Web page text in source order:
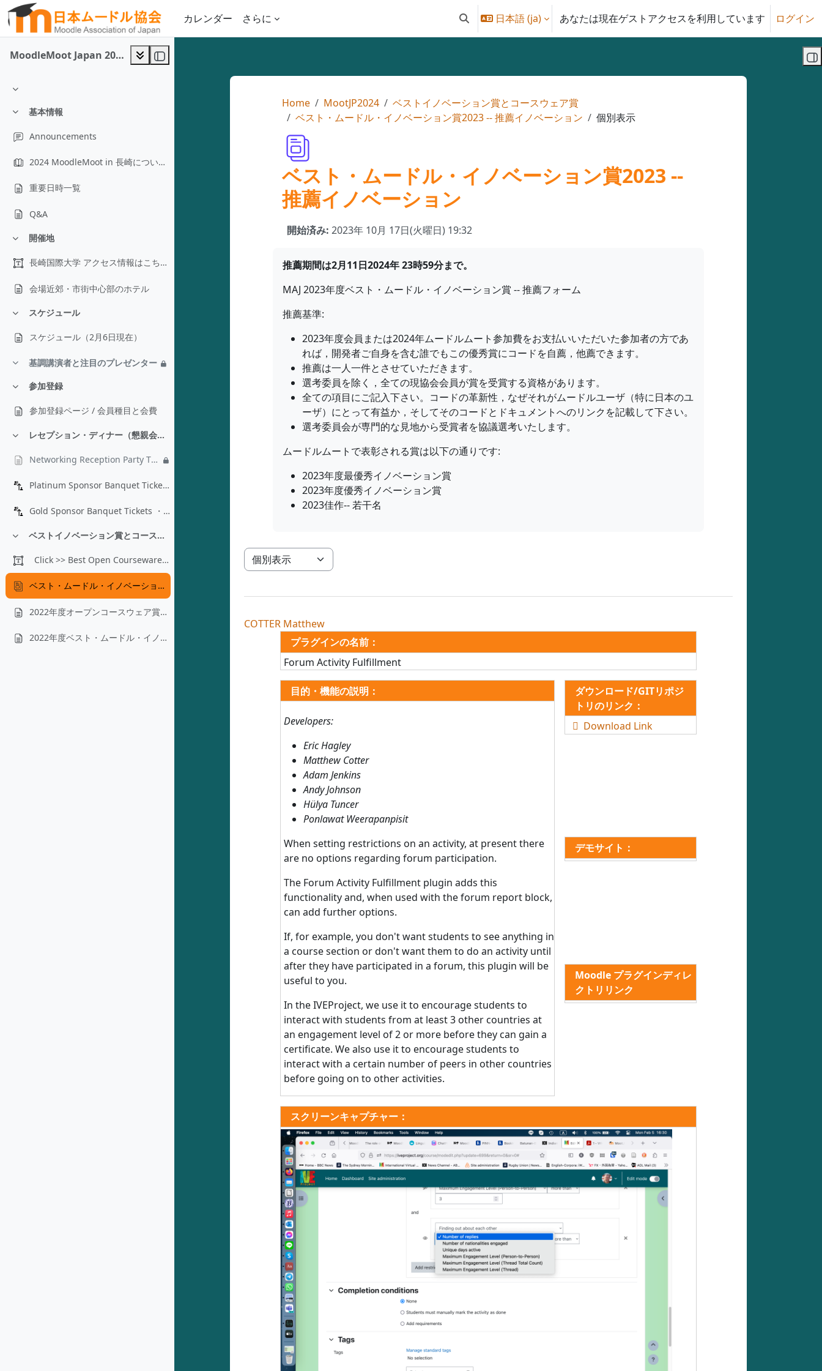
メインコンテンツへスキップする
カレンダー
さらに 検索入力に切り替える
日本語 ‎(ja)‎ あなたは現在ゲストアクセスを利用しています ログイン
MoodleMoot Japan 2024
折りたたむ
折りたたむ
基本情報
Announcements
2024 MoodleMoot in 長崎についての基本情報
重要日時一覧
Q&A
折りたたむ
開催地
長崎国際大学 アクセス情報はこちら * ワークショップ（16日）は2号館，大会（17日，18日）は全...
会場近郊・市街中心部のホテル
折りたたむ
スケジュール
スケジュール（2月6日現在）
折りたたむ
基調講演者と注目のプレゼンター
折りたたむ
参加登録
参加登録ページ / 会員種目と会費
折りたたむ レセプション・ディナー（懇親会）：17日（土）19:00
Networking Reception Party Ticket
Platinum Sponsor Banquet Tickets ・レセプション・ディナー（プラチナムスポンサー）
Gold Sponsor Banquet Tickets ・レセプション・ディナー（ゴルドスポンサー）
折りたたむ ベストイノベーション賞とコースウェア賞
Click >> Best Open Courseware Showcase
ベスト・ムードル・イノベーション賞2023 -- 推薦イノベーション
2022年度オープンコースウェア賞の受賞者
2022年度ベスト・ムードル・イノベーション賞の受賞者
Home MootJP2024
ベストイノベーション賞とコースウェア賞
ベスト・ムードル・イノベーション賞2023 -- 推薦イノベーション
個別表示
ベスト・ムードル・イノベーション賞2023 --
推薦イノベーション
開始済み: 2023年 10月 17日(火曜日) 19:32
推薦期間は2月11日2024年 23時59分まで。
MAJ 2023年度ベスト・ムードル・イノベーション賞 -- 推薦フォーム
推薦基準:
2023年度会員または2024年ムードルムート参加費をお支払いいただいた参加者の方であ
れば，開発者ご自身を含む誰でもこの優秀賞にコードを自薦，他薦できます。
推薦は一人一件とさせていただきます。
選考委員を除く，全ての現協会会員が賞を受賞する資格があります。
全ての項目にご記入下さい。コードの革新性，なぜそれがムードルユーザ（特に日本のユ
ーザ）にとって有益か，そしてそのコードとドキュメントへのリンクを記載して下さい。
選考委員会が専門的な見地から受賞者を協議選考いたします。
ムードルムートで表彰される賞は以下の通りです:
2023年度最優秀イノベーション賞
2023年度優秀イノベーション賞
2023佳作-- 若干名
モード3次ナビゲーションを表示する
COTTER Matthew
プラグインの名前：
Forum Activity Fulfillment
目的・機能の説明：
Developers:
Eric Hagley
Matthew Cotter
Adam Jenkins
Andy Johnson
Hülya Tuncer
Ponlawat Weerapanpisit
When setting restrictions on an activity, at present there
are no options regarding forum participation.
The Forum Activity Fulfillment plugin adds this
functionality and, when used with the forum report block,
can add further options.
If, for example, you don't want students to see anything in
a course section or don't want them to do an activity until
after they have participated in a forum, this plugin will be
useful to you.
In the IVEProject, we use it to encourage students to
interact with students from at least 3 other countries at
an engagement level of 2 or more before they can gain a
certificate. We also use it to encourage students to
interact with a certain number of peers in other countries
before going on to other activities.
ダウンロード/GITリポジ
トリのリンク：
Download Link
デモサイト：
Moodle プラグインディレ
クトリリンク
スクリーンキャプチャー：